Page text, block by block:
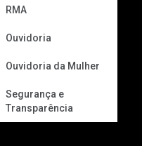
RMA
Ouvidoria
Ouvidoria da Mulher
Segurança e
Transparência